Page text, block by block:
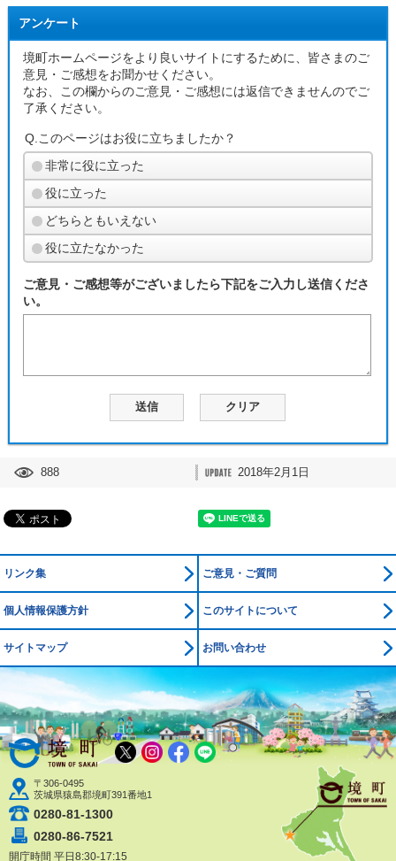
アンケート
境町ホームページをより良いサイトにするために、皆さまのご
意見・ご感想をお聞かせください。
なお、この欄からのご意見・ご感想には返信できませんのでご
了承ください。
Q.このページはお役に立ちましたか？
非常に役に立った
役に立った
どちらともいえない
役に立たなかった
ご意見・ご感想等がございましたら下記をご入力し送信くださ
い。
888 2018年2月1日
リンク集 ご意見・ご質問
個人情報保護方針 このサイトについて
サイトマップ お問い合わせ
境町公式ホームページ
〒306-0495
茨城県猿島郡境町391番地1
0280-81-1300
0280-86-7521
開庁時間 平日8:30-17:15
X Instagram
Facebook
LINE